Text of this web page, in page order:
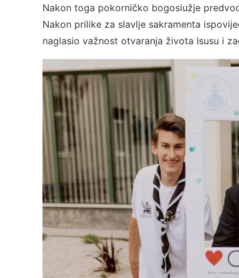
Nakon toga pokorničko bogoslužje
Nakon prilike za slavlje sakramenta
naglasio važnost otvaranja života Isusu i